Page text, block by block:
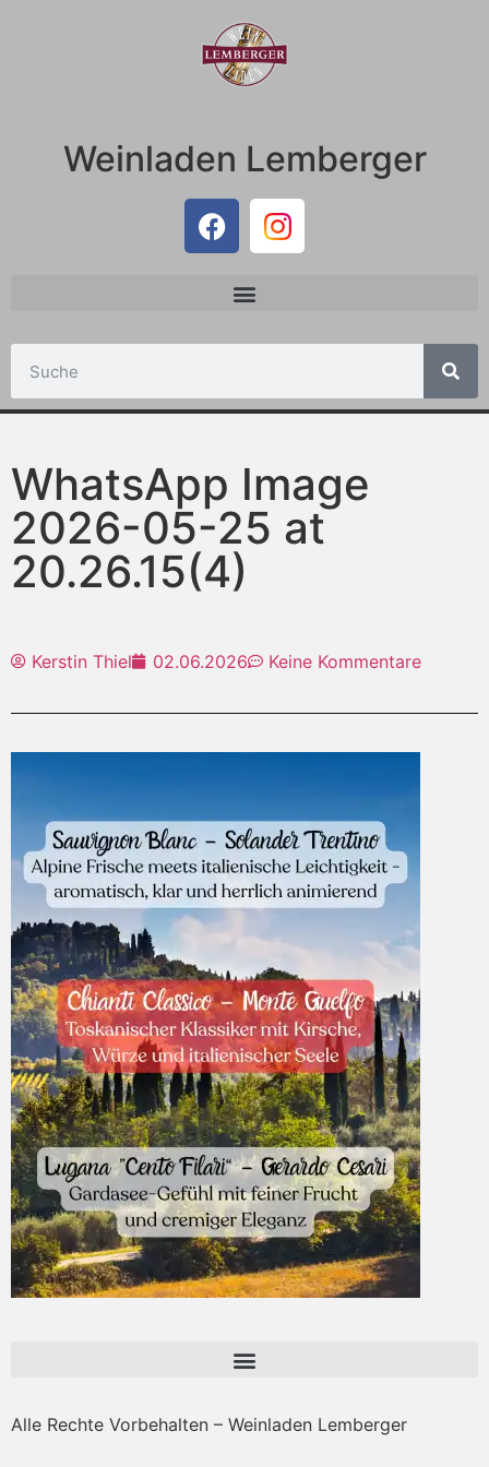
Weinladen Lemberger
WhatsApp Image
2026-05-25 at
20.26.15(4)
Kerstin Thiel 02.06.2026 Keine Kommentare
Alle Rechte Vorbehalten – Weinladen Lemberger